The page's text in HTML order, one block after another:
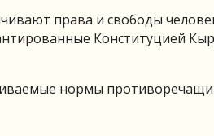
права и свободы
Конституцией
нормы